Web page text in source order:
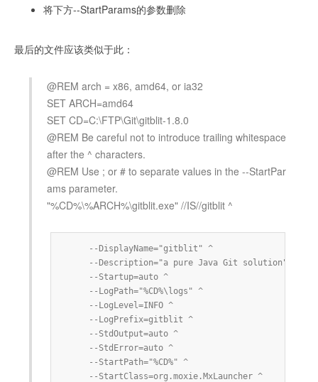
将下方--StartParams的参数删除
最后的文件应该类似于此：
@REM arch = x86, amd64, or ia32
SET ARCH=amd64
SET CD=C:\FTP\Git\gitblit-1.8.0
@REM Be careful not to introduce trailing whitespace
after the ^ characters.
@REM Use ; or # to separate values in the --StartPar
ams parameter.
"%CD%\%ARCH%\gitblit.exe" //IS//gitblit ^
     --DisplayName="gitblit" ^
     --Description="a pure Java Git solution" ^
     --Startup=auto ^
     --LogPath="%CD%\logs" ^
     --LogLevel=INFO ^
     --LogPrefix=gitblit ^
     --StdOutput=auto ^
     --StdError=auto ^
     --StartPath="%CD%" ^
     --StartClass=org.moxie.MxLauncher ^